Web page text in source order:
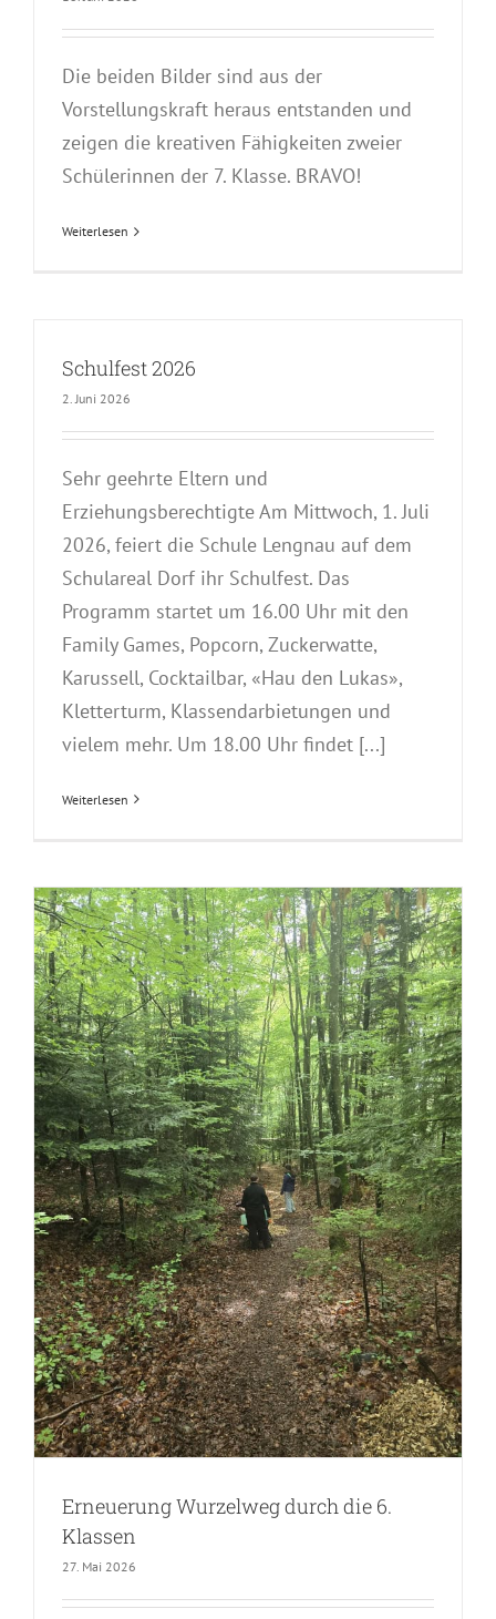
Die beiden Bilder sind aus der
Vorstellungskraft heraus entstanden und
zeigen die kreativen Fähigkeiten zweier
Schülerinnen der 7. Klasse. BRAVO!
Weiterlesen
Schulfest 2026
2. Juni 2026
Sehr geehrte Eltern und
Erziehungsberechtigte Am Mittwoch, 1. Juli
2026, feiert die Schule Lengnau auf dem
Schulareal Dorf ihr Schulfest. Das
Programm startet um 16.00 Uhr mit den
Family Games, Popcorn, Zuckerwatte,
Karussell, Cocktailbar, «Hau den Lukas»,
Kletterturm, Klassendarbietungen und
vielem mehr. Um 18.00 Uhr findet [...]
Weiterlesen
Erneuerung Wurzelweg durch die 6.
Klassen
27. Mai 2026